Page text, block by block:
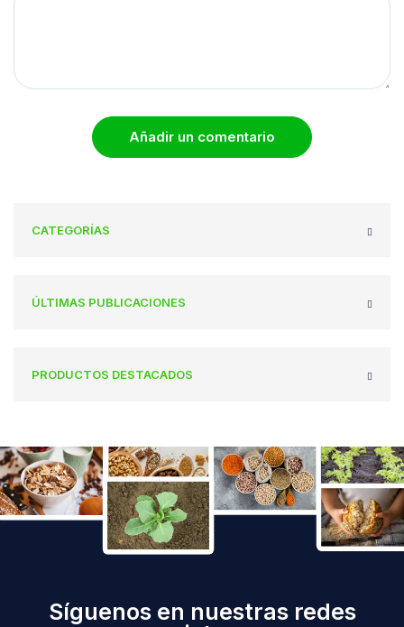
Añadir un comentario
CATEGORÍAS
ÚLTIMAS PUBLICACIONES
PRODUCTOS DESTACADOS
Síguenos en nuestras redes